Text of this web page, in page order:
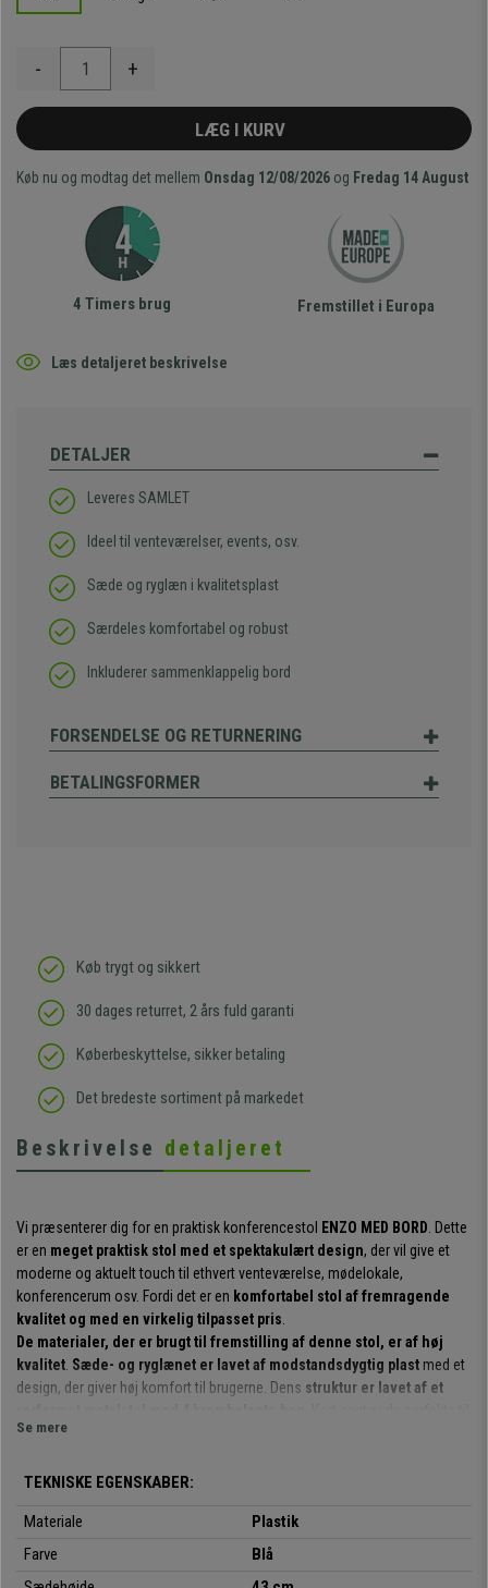
- +
LÆG I KURV
Køb nu og modtag det mellem Onsdag 12/08/2026 og Fredag 14 August
4 Timers brug Fremstillet i Europa
Læs detaljeret beskrivelse
DETALJER
Leveres SAMLET
Ideel til venteværelser, events, osv.
Sæde og ryglæn i kvalitetsplast
Særdeles komfortabel og robust
Inkluderer sammenklappelig bord
FORSENDELSE OG RETURNERING
BETALINGSFORMER
Køb trygt og sikkert
30 dages returret, 2 års fuld garanti
Køberbeskyttelse, sikker betaling
Det bredeste sortiment på markedet
Beskrivelse detaljeret
Vi præsenterer dig for en praktisk konferencestol ENZO MED BORD . Dette
er en meget praktisk stol med et spektakulært design, der vil give et
moderne og aktuelt touch til ethvert venteværelse, mødelokale,
konferencerum osv. Fordi det er en komfortabel stol af fremragende
kvalitet og med en virkelig tilpasset pris
De materialer, der er brugt til fremstilling af denne stol, er af høj
kvalitet Sæde- og ryglænet er lavet af modstandsdygtig plast med et
design, der giver høj komfort til brugerne. Dens struktur er lavet af et
at tilbyde kunderne eller gæsterne et behageligt kvalitetssæde.
Det er en meget praktisk og anvendelig model
events osv. Desuden
fås den i flere farver, så du kan vælge den, der
Det skal nævnes, at dette er en model med sammenklappelig bord
Se mere
TEKNISKE EGENSKABER:
Materiale
Plastik
Farve
Blå